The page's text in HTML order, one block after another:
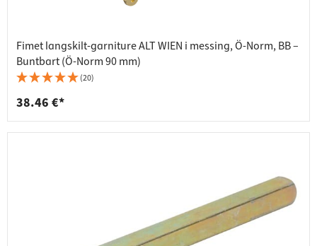
Fimet langskilt-garniture ALT WIEN i messing, Ö-Norm, BB –
Buntbart (Ö-Norm 90 mm)
(20)
38.46 €*